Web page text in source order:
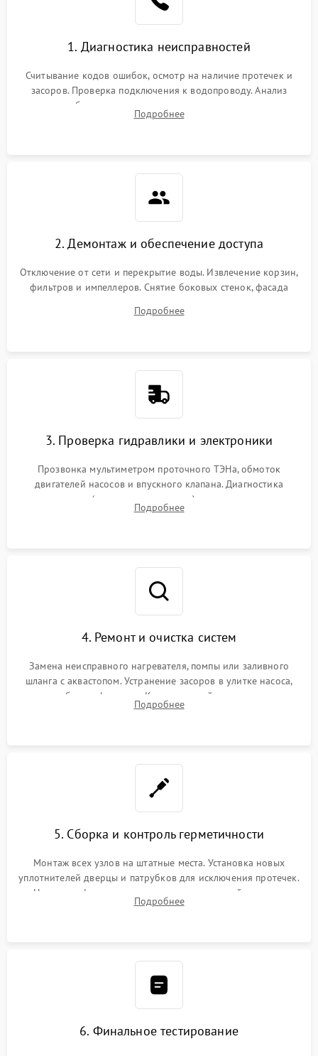
1. Диагностика неисправностей
Считывание кодов ошибок, осмотр на наличие протечек и
засоров. Проверка подключения к водопроводу. Анализ
жалоб на отсутствие слива, нагрева, вращения
разбрызгивателей или срабатывание системы защиты
Подробнее
2. Демонтаж и обеспечение доступа
Отключение от сети и перекрытие воды. Извлечение корзин,
фильтров и импеллеров. Снятие боковых стенок, фасада
циркуляционному насосу, ТЭНу и сливной помпе.
Подробнее
3. Проверка гидравлики и электроники
Прозвонка мультиметром проточного ТЭНа, обмоток
двигателей насосов и впускного клапана. Диагностика
прессостата (датчика уровня воды), датчика мутности,
концевика дверцы и электронного модуля управления.
Подробнее
4. Ремонт и очистка систем
Замена неисправного нагревателя, помпы или заливного
шланга с аквастопом. Устранение засоров в улитке насоса,
патрубках и фильтрах. Компонентный ремонт платы
управления, восстановление поврежденной проводки.
Подробнее
5. Сборка и контроль герметичности
Монтаж всех узлов на штатные места. Установка новых
уплотнителей дверцы и патрубков для исключения протечек.
Надежная фиксация хомутов гидравлической системы,
сборка корпуса и установка датчика поплавка.
Подробнее
6. Финальное тестирование